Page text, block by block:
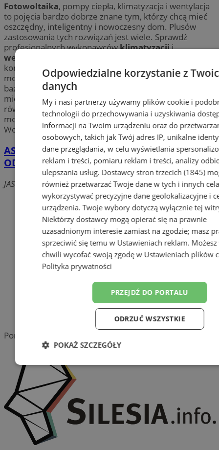
Fotowoltaika, pompy ciepła, klimatyzacja i wentylacja
to pojęcia bardzo dobrze znane tym, którzy chcą mieć
oszczędny, inteligentny i nowoczesny dom. Plusów
zastosowania tych rozwiązań jest wiele. Sprawdź
profesjonalnych wykonawcówklimatyzacjii
wentylacji
kompleksowych usług w zakresie projektowania,
montażu i serwisu czy czyszczeniaklimatyzacji. Nasza
baza firm pomoże Ci wybrać firmę godną polecenia w
miejscowości Wodzisław. W tej kategorii znajdziesz
również firmy, które zajmują się
fotowoltaiką
montażem i serwisem paneli fotowoltaicznych w
Wodzisławiu.
ASLANDI SPÓŁKA Z OGRANICZONĄ
ODPOWIEDZIALNOŚCIĄ
JASTRZĘBSKA, 44-300 WODZISŁAW ŚLĄSKI
Dodaj firmę
Pozostałe firmy w kategorii
reklama
Tworzenie stron www -
Wodzisław Śląski
Portal należy do sieci
Odpowiedzialne korzystanie z
danych
My i nasi partnerzy używamy plików cookie i
technologii do przechowywania i uzyskiwania
informacji na Twoim urządzeniu oraz do
osobowych, takich jak Twój adres IP, unikalne
dane przeglądania, w celu wyświetlania
reklam i treści, pomiaru reklam i treści, analizy
ulepszania usług. Dostawcy stron trzecich (1845)
również przetwarzać Twoje dane w tych i innych
wykorzystywać precyzyjne dane geolokalizacyjne i
urządzenia. Twoje wybory dotyczą wyłącznie tej
Niektórzy dostawcy mogą opierać się na prawnie
uzasadnionym interesie zamiast na zgodzie; masz
sprzeciwić się temu w Ustawieniach reklam.
chwili wycofać swoją zgodę w Ustawieniach plików
Polityka prywatności
PRZEJDŹ DO PORTALU
ODRZUĆ WSZYSTKIE
POKAŻ SZCZEGÓŁY
Niezbędne Wydajność
Funkcjonalność